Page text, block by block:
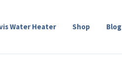
Water Heater Shop Blog